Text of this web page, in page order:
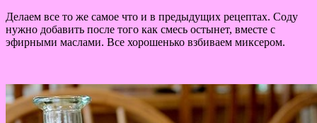
Делаем все то же самое что и в предыдущих рецептах. Соду
нужно добавить после того как смесь остынет, вместе с
эфирными маслами. Все хорошенько взбиваем миксером.